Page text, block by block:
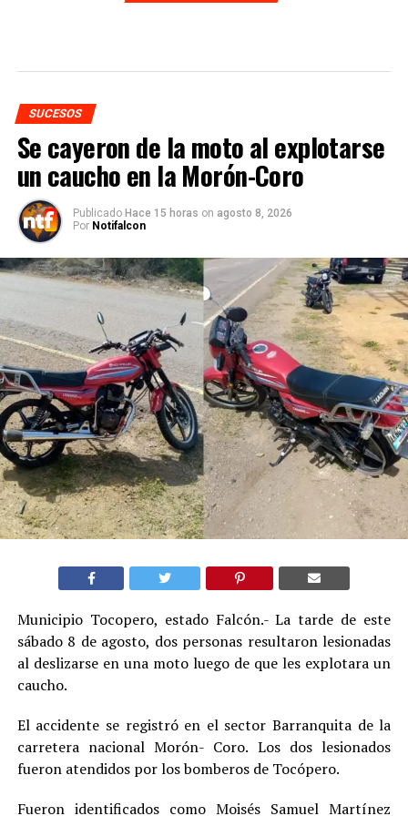
SUCESOS
Se cayeron de la moto al explotarse
un caucho en la Morón-Coro
Publicado Hace 15 horas on agosto 8, 2026
Por Notifalcon
Municipio Tocopero, estado Falcón.- La tarde de este
sábado 8 de agosto, dos personas resultaron lesionadas
al deslizarse en una moto luego de que les explotara un
caucho.
El accidente se registró en el sector Barranquita de la
carretera nacional Morón- Coro. Los dos lesionados
fueron atendidos por los bomberos de Tocópero.
Fueron identificados como Moisés Samuel Martínez